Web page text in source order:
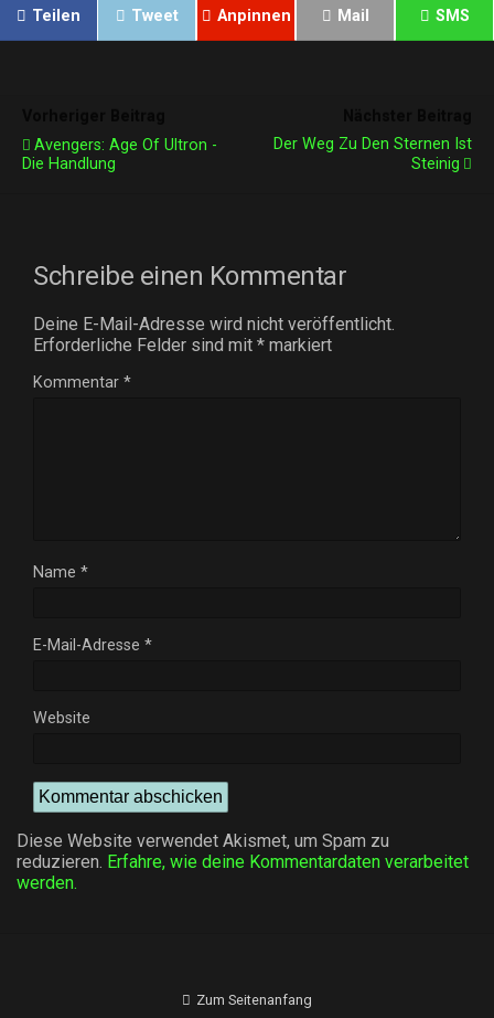
Teilen Tweet Anpinnen Mail SMS
Avengers: Age Of Ultron -
Die Handlung
Der Weg Zu Den Sternen Ist
Steinig
Schreibe einen Kommentar
Deine E-Mail-Adresse wird nicht veröffentlicht.
Erforderliche Felder sind mit * markiert
Kommentar *
Name *
E-Mail-Adresse *
Website
Diese Website verwendet Akismet, um Spam zu
reduzieren. Erfahre, wie deine Kommentardaten verarbeitet
werden.
Zum Seitenanfang